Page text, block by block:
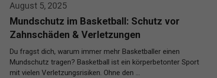
August 5, 2025
Mundschutz im Basketball: Schutz vor
Zahnschäden & Verletzungen
Du fragst dich, warum immer mehr Basketballer einen
Mundschutz tragen? Basketball ist ein körperbetonter Sport
mit vielen Verletzungsrisiken. Ohne den …